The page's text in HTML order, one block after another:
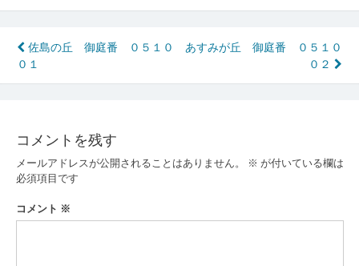
投
稿
ビ
ゲ
ー
シ
佐島の丘 御庭番 ０５１０
０１
あすみが丘 御庭番 ０５１０
０２
コメントを残す
メールアドレスが公開されることはありません。 ※ が付いている欄は
必須項目です
コメント ※